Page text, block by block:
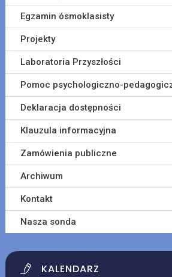
Egzamin ósmoklasisty
Projekty
Laboratoria Przyszłości
Pomoc psychologiczno-
Deklaracja dostępności
Klauzula informacyjna
Zamówienia publiczne
Archiwum
Kontakt
Nasza sonda
KALENDARZ